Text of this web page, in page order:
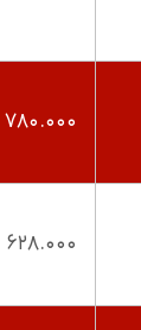
۷۸۰.۰۰۰
۶۲۸.۰۰۰